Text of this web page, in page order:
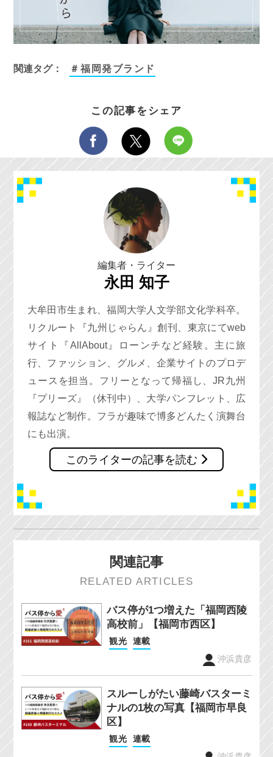
関連タグ： ＃福岡発ブランド
この記事をシェア
編集者・ライター
永田 知子
大牟田市生まれ、福岡大学人文学部文化学科卒。
リクルート『九州じゃらん』創刊、東京にてweb
サイト『AllAbout』ローンチなど経験。主に旅
行、ファッション、グルメ、企業サイトのプロデ
ュースを担当。フリーとなって帰福し、JR九州
『プリーズ』（休刊中）、大学パンフレット、広
報誌など制作。フラが趣味で博多どんたく演舞台
にも出演。
このライターの記事を読む
関連記事
RELATED ARTICLES
バス停が1つ増えた「福岡西陵
高校前」【福岡市西区】
観光
連載
沖浜貴彦
スルーしがたい藤崎バスターミ
ナルの1枚の写真【福岡市早良
区】
観光
連載